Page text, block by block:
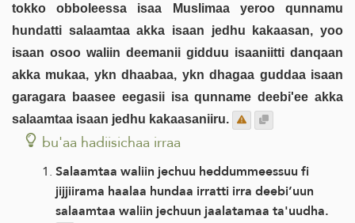
tokko obboleessa isaa Muslimaa yeroo qunnamu
hundatti salaamtaa akka isaan jedhu kakaasan, yoo
isaan osoo waliin deemanii gidduu isaaniitti danqaan
akka mukaa, ykn dhaabaa, ykn dhagaa guddaa isaan
garagara baasee eegasii isa qunname deebi'ee akka
salaamtaa isaan jedhu kakaasaniiru.
bu'aa hadiisichaa irraa
Salaamtaa waliin jechuu heddummeessuu fi
jijjiirama haalaa hundaa irratti irra deebi’uun
salaamtaa waliin jechuun jaalatamaa ta'uudha.